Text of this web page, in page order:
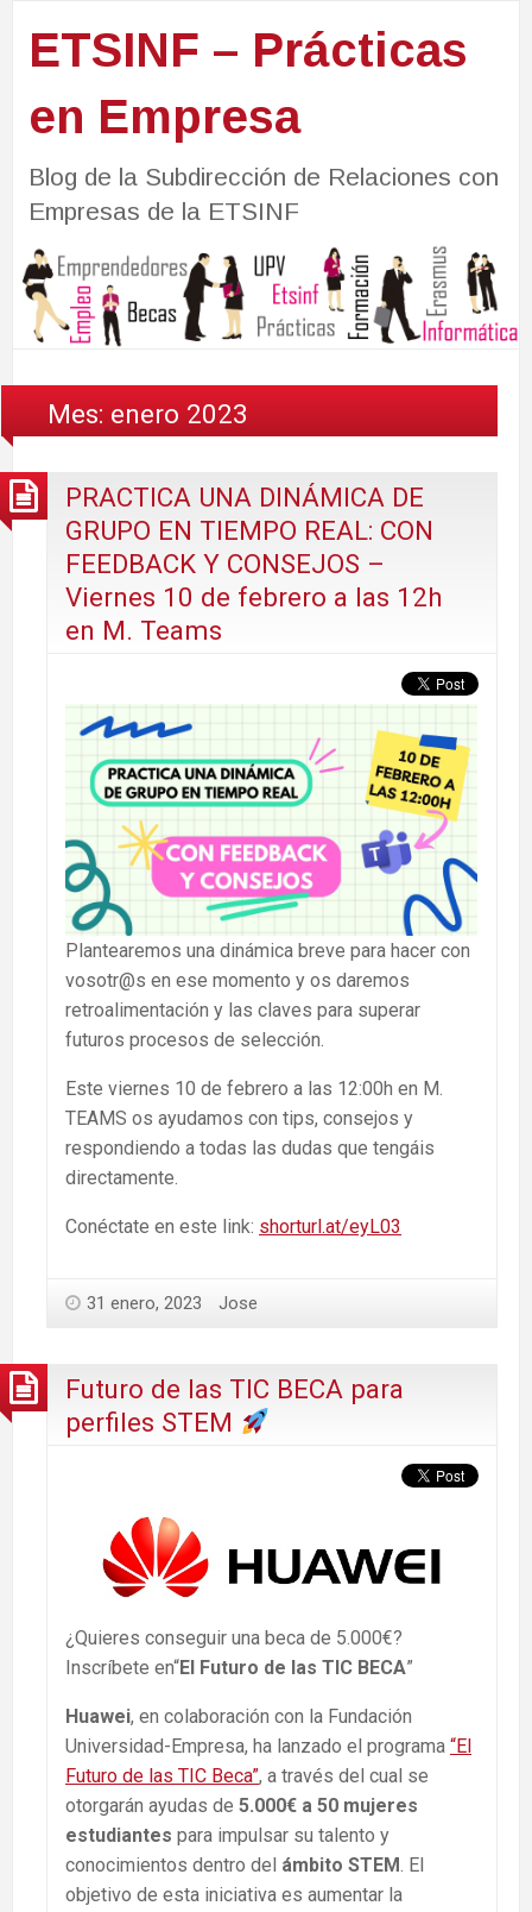
ETSINF – Prácticas
en Empresa
Blog de la Subdirección de Relaciones con
Empresas de la ETSINF
Mes: enero 2023
PRACTICA UNA DINÁMICA DE
GRUPO EN TIEMPO REAL: CON
FEEDBACK Y CONSEJOS –
Viernes 10 de febrero a las 12h
en M. Teams
Plantearemos una dinámica breve para hacer con
vosotr@s en ese momento y os daremos
retroalimentación y las claves para superar
futuros procesos de selección.
Este viernes 10 de febrero a las 12:00h en M.
TEAMS os ayudamos con tips, consejos y
respondiendo a todas las dudas que tengáis
directamente.
Conéctate en este link: shorturl.at/eyL03
31 enero, 2023 Jose
Futuro de las TIC BECA para
perfiles STEM
¿Quieres conseguir una beca de 5.000€?
Inscríbete en“El Futuro de las TIC BECA”
Huawei, en colaboración con la Fundación
Universidad-Empresa, ha lanzado el programa “El
Futuro de las TIC Beca”, a través del cual se
otorgarán ayudas de 5.000€ a 50 mujeres
estudiantes para impulsar su talento y
conocimientos dentro del ámbito STEM. El
objetivo de esta iniciativa es aumentar la